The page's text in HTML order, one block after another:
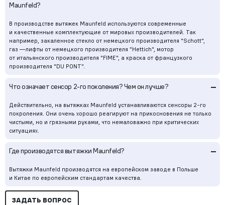
Maunfeld?
В производстве вытяжек Maunfeld используются современные
и качественные комплектующие от мировых производителей. Так
например, закаленное стекло от немецкого производителя "Schott",
газ —лифты от немецкого производителя "Hettich", мотор
от итальянского производителя "FIME", а краска от французкого
производителя "DU PONT".
Что означает сенсор 2-гопоколения? Чем он лучше? –
Действительно, на вытяжках Maunfeld устанавливаются сенсоры 2-го
покроления. Они очень хорошо реагируют на прикосновения не только
чистыми, но и грязными руками, что немаловажно при критических
ситуациях.
Где производятся вытяжки Maunfeld? –
Вытяжки Maunfeld производятся на европейском заводе в Польше
и Китае по европейским стандартам качества.
ЗАДАТЬ ВОПРОС